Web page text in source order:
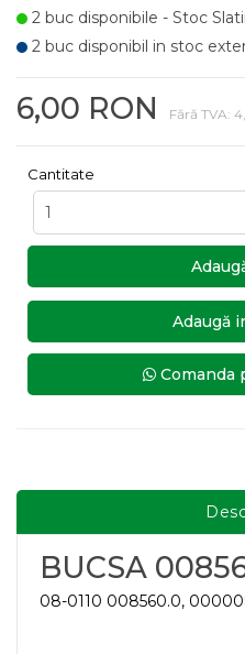
2 buc disponibile - Stoc
2 buc disponibil in stoc
6,00 RON Fără TVA:
Cantitate
Adaugă
Comanda
BUCSA
08-0110 008560.0,